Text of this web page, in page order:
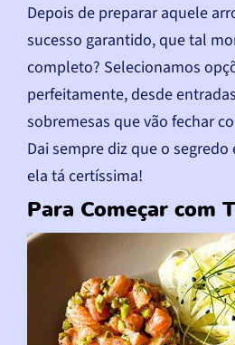
Depois de preparar aquele
sucesso garantido, que tal
completo? Selecionamos
perfeitamente, desde
sobremesas que vão fechar
Dai sempre diz que o
ela tá certíssima!
Para Começar com